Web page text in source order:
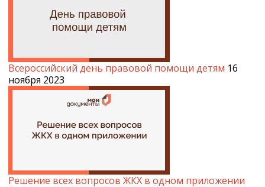
Всероссийский день правовой помощи детям 16
ноября 2023
Решение всех вопросов ЖКХ в одном приложении